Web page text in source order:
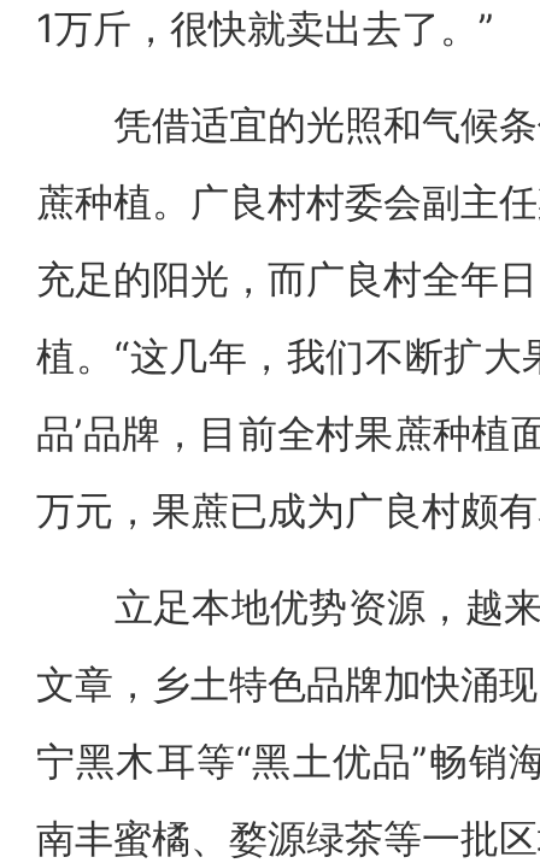
1万斤，很快就卖出去了。”
凭借适宜的光照和气候条
蔗种植。广良村村委会副主
充足的阳光，而广良村全年
植。“这几年，我们不断扩大
品’品牌，目前全村果蔗种
万元，果蔗已成为广良村颇有
立足本地优势资源，越来
文章，乡土特色品牌加快涌
宁黑木耳等“黑土优品”畅销
南丰蜜橘、婺源绿茶等一批